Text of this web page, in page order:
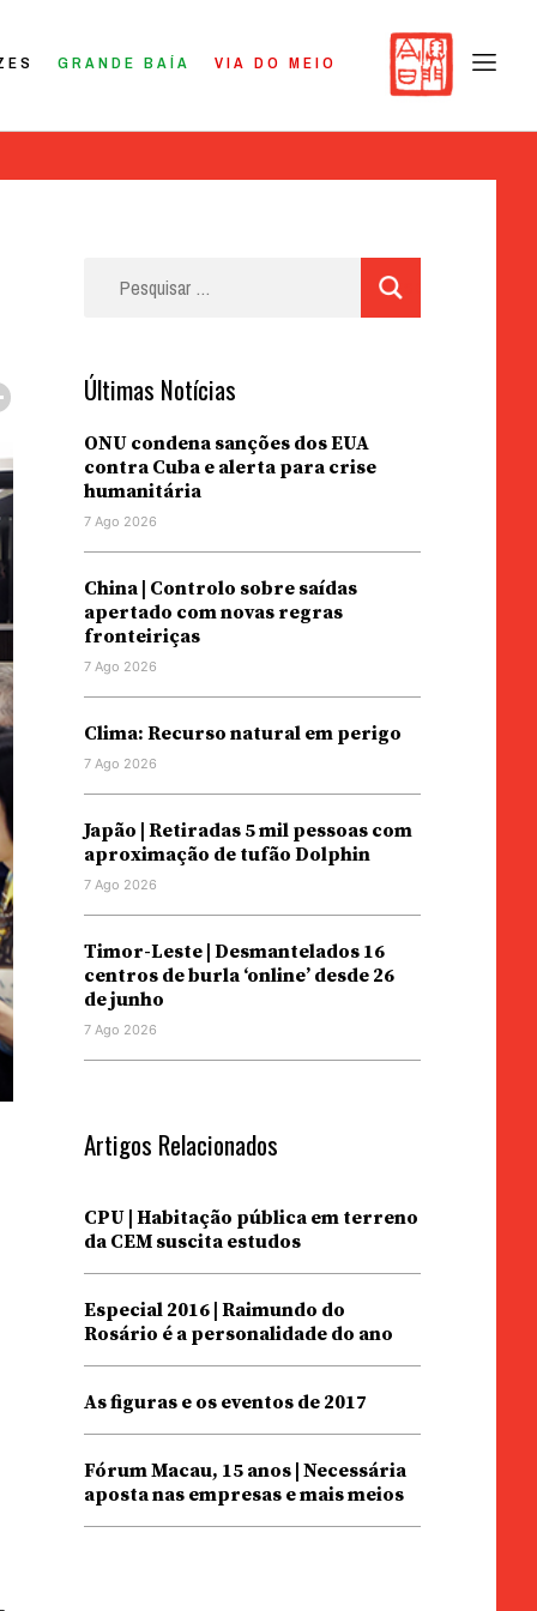
GRANDE BAÍA VIA DO MEIO
Últimas Notícias
ONU condena sanções dos EUA
contra Cuba e alerta para crise
humanitária
7 Ago 2026
China | Controlo sobre saídas
apertado com novas regras
fronteiriças
7 Ago 2026
Clima: Recurso natural em perigo
7 Ago 2026
Japão | Retiradas 5 mil pessoas com
aproximação de tufão Dolphin
7 Ago 2026
Timor-Leste | Desmantelados 16
centros de burla ‘online’ desde 26
de junho
7 Ago 2026
Artigos Relacionados
CPU | Habitação pública em terreno
da CEM suscita estudos
Especial 2016 | Raimundo do
Rosário é a personalidade do ano
As figuras e os eventos de 2017
Fórum Macau, 15 anos | Necessária
aposta nas empresas e mais meios